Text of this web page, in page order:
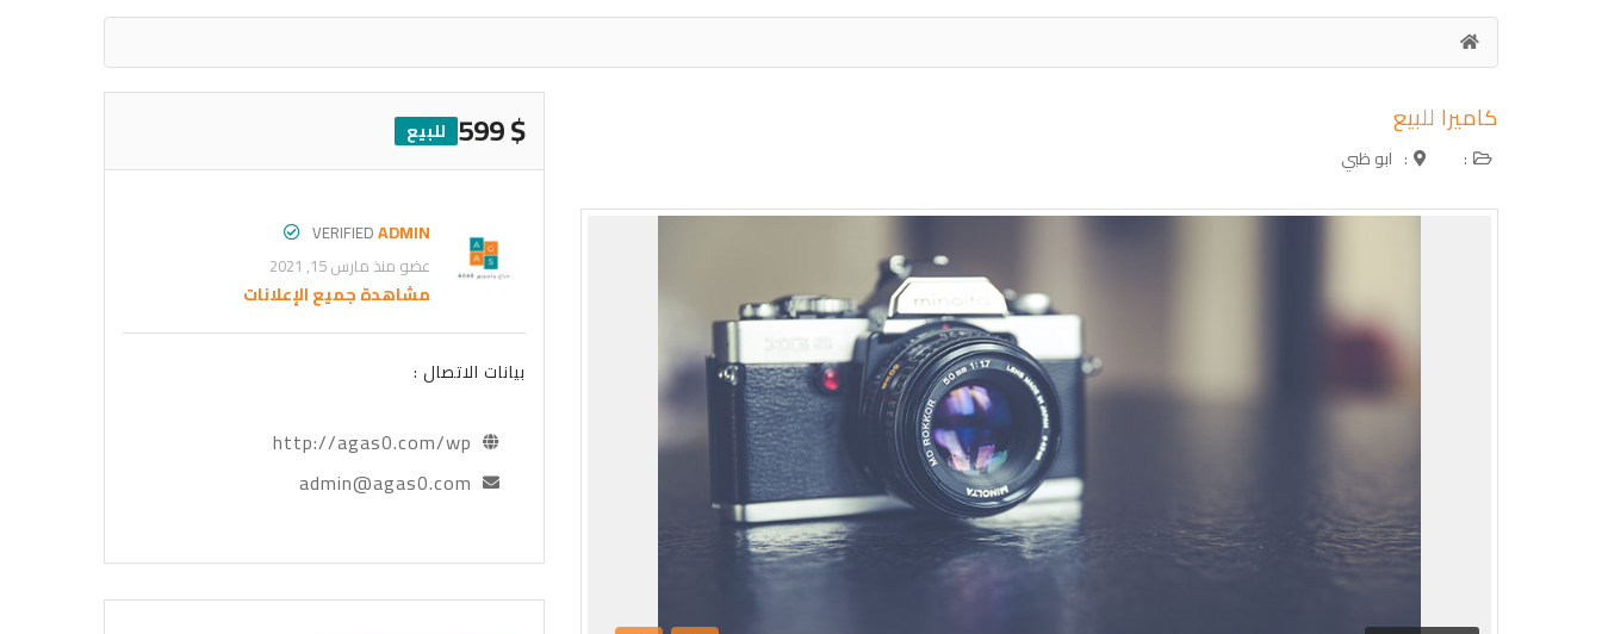
كاميرا للبيع
:
: ابو ظبي
$ 599 للبيع
ADMIN
VERIFIED
عضو منذ مارس 15, 2021
مشاهدة جميع الإعلانات
بيانات الاتصال :
http://agas0.com/wp
admin@agas0.com